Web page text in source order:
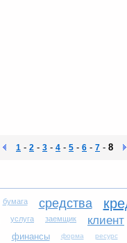
1 - 2 - 3 - 4 - 5 - 6 - 7 - 8
бумага средства
услуга заемщик клиент
финансы форма ресурс